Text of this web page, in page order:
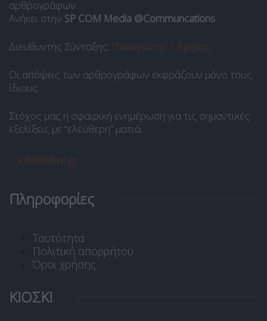
αρθρογράφων.
Ανήκει στην SP COM Media @Communcations
Διευθυντής Σύνταξης: Παναγιώτης Ι. Δρίβας
Οι απόψεις των αρθρογράφων εκφράζουν μόνο τους
ίδιους.
Στόχος μας η σφαιρική ενημέρωση για τις σημαντικές
εξελίξεις με “ελεύθερη” ματιά.
info@libre.gr
Πληροφορίες
Ταυτότητα
Πολιτική απορρήτου
Όροι χρήσης
ΚΙΟΣΚΙ